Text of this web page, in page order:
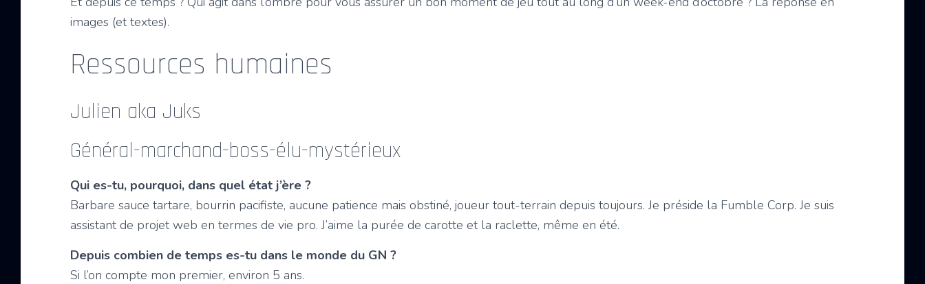
images (et textes).
Ressources humaines
Julien aka Juks
Général-marchand-boss-élu-mystérieux
Qui es-tu, pourquoi, dans quel état j’ère ?
Barbare sauce tartare, bourrin pacifiste, aucune patience mais obstiné, joueur tout-terrain depuis toujours. Je préside la Fumble Corp. Je suis
assistant de projet web en termes de vie pro. J’aime la purée de carotte et la raclette, même en été.
Depuis combien de temps es-tu dans le monde du GN ?
Si l’on compte mon premier, environ 5 ans.